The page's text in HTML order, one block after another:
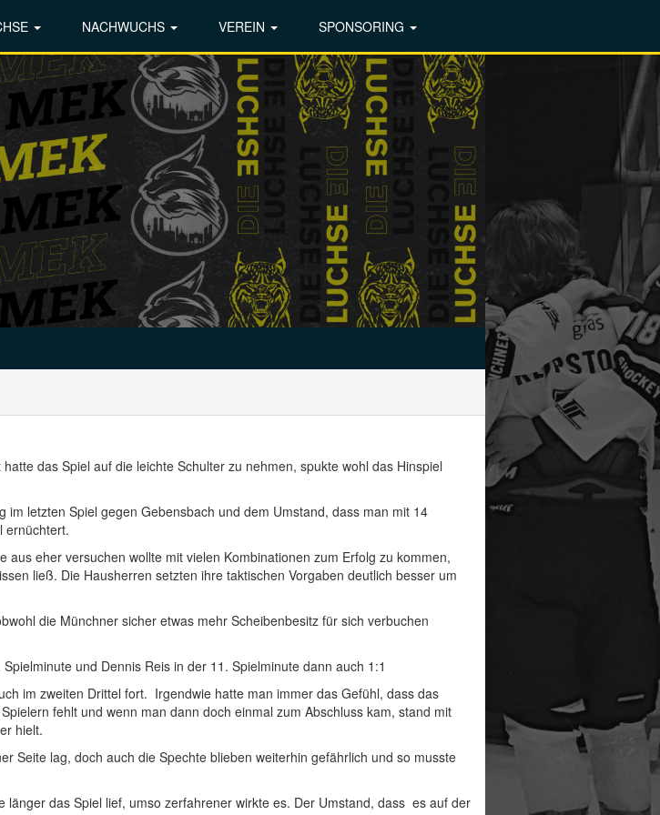
NACHWUCHS VEREIN SPONSORING
das Spiel auf die leichte Schulter zu nehmen, spukte wohl das Hinspiel
letzten Spiel gegen Gebensbach und dem Umstand, dass man mit 14
ernüchtert.
eher versuchen wollte mit vielen Kombinationen zum Erfolg zu kommen,
ließ. Die Hausherren setzten ihre taktischen Vorgaben deutlich besser um
die Münchner sicher etwas mehr Scheibenbesitz für sich verbuchen
und Dennis Reis in der 11. Spielminute dann auch 1:1
im zweiten Drittel fort. Irgendwie hatte man immer das Gefühl, dass das
fehlt und wenn man dann doch einmal zum Abschluss kam, stand mit
hielt.
Seite lag, doch auch die Spechte blieben weiterhin gefährlich und so musste
das Spiel lief, umso zerfahrener wirkte es. Der Umstand, dass es auf der